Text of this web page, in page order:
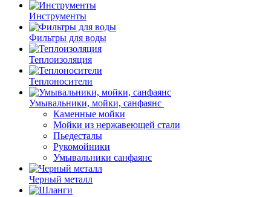
Инструменты
Фильтры для воды
Теплоизоляция
Теплоносители
Умывальники, мойки, санфаянс
Каменные мойки
Мойки из нержавеющей стали
Пьедесталы
Рукомойники
Умывальники санфаянс
Черный металл